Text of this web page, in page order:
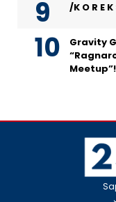
/K O R E
Gravity
Meetup”!